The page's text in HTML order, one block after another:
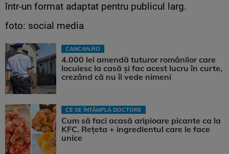
într-un format adaptat pentru publicul larg.
foto: social media
CANCAN.RO
4.000 lei amendă tuturor românilor care
locuiesc la casă și fac acest lucru în curte,
crezând că nu îi vede nimeni
CE SE ÎNTÂMPLĂ DOCTORE
Cum să faci acasă aripioare picante ca la
KFC. Rețeta + ingredientul care le face
unice